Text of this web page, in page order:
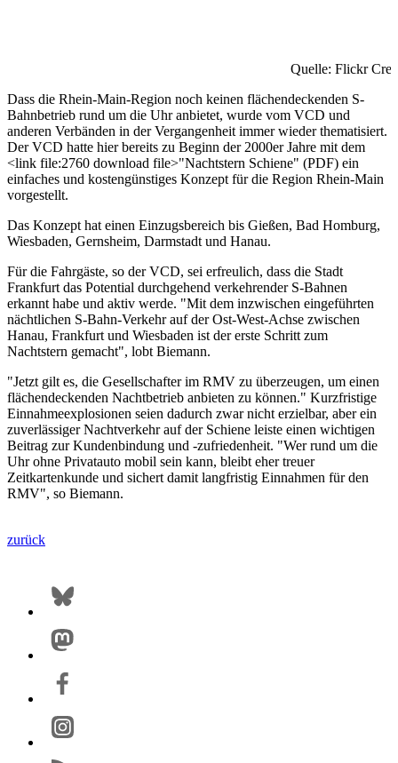
Quelle: Flickr
Dass die Rhein-Main-Region noch keinen flächendeckenden S-
Bahnbetrieb rund um die Uhr anbietet, wurde vom VCD und
anderen Verbänden in der Vergangenheit immer wieder thematisiert.
Der VCD hatte hier bereits zu Beginn der 2000er Jahre mit dem
<link file:2760 download file>"Nachtstern Schiene" (PDF) ein
einfaches und kostengünstiges Konzept für die Region Rhein-Main
vorgestellt.
Das Konzept hat einen Einzugsbereich bis Gießen, Bad Homburg,
Wiesbaden, Gernsheim, Darmstadt und Hanau.
Für die Fahrgäste, so der VCD, sei erfreulich, dass die Stadt
Frankfurt das Potential durchgehend verkehrender S-Bahnen
erkannt habe und aktiv werde. "Mit dem inzwischen eingeführten
nächtlichen S-Bahn-Verkehr auf der Ost-West-Achse zwischen
Hanau, Frankfurt und Wiesbaden ist der erste Schritt zum
Nachtstern gemacht", lobt Biemann.
"Jetzt gilt es, die Gesellschafter im RMV zu überzeugen, um einen
flächendeckenden Nachtbetrieb anbieten zu können." Kurzfristige
Einnahmeexplosionen seien dadurch zwar nicht erzielbar, aber ein
zuverlässiger Nachtverkehr auf der Schiene leiste einen wichtigen
Beitrag zur Kundenbindung und -zufriedenheit. "Wer rund um die
Uhr ohne Privatauto mobil sein kann, bleibt eher treuer
Zeitkartenkunde und sichert damit langfristig Einnahmen für den
RMV", so Biemann.
zurück